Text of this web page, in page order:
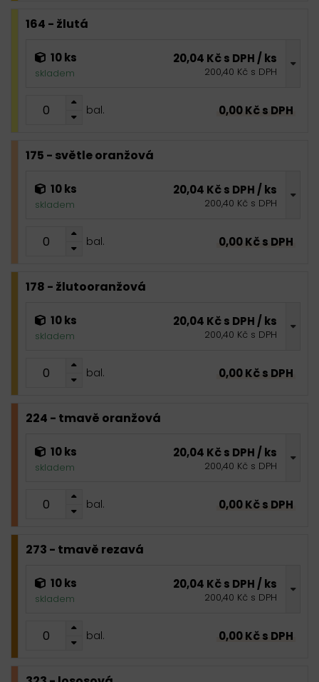
164 - žlutá
10 ks
skladem
20,04 Kč s DPH / ks
200,40 Kč s DPH
bal. 0,00 Kč s DPH
175 - světle oranžová
10 ks
skladem
20,04 Kč s DPH / ks
200,40 Kč s DPH
bal. 0,00 Kč s DPH
178 - žlutooranžová
10 ks
skladem
20,04 Kč s DPH / ks
200,40 Kč s DPH
bal. 0,00 Kč s DPH
224 - tmavě oranžová
10 ks
skladem
20,04 Kč s DPH / ks
200,40 Kč s DPH
bal. 0,00 Kč s DPH
273 - tmavě rezavá
10 ks
skladem
20,04 Kč s DPH / ks
200,40 Kč s DPH
bal. 0,00 Kč s DPH